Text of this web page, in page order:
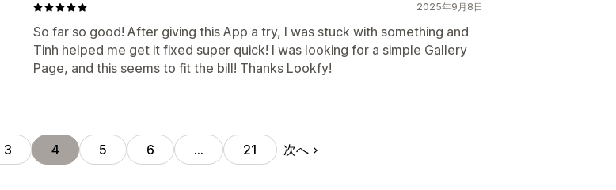
2025年9月8日
So far so good! After giving this App a try, I was stuck with something and
Tinh helped me get it fixed super quick! I was looking for a simple Gallery
Page, and this seems to fit the bill! Thanks Lookfy!
3 4 5 6 … 21 次へ